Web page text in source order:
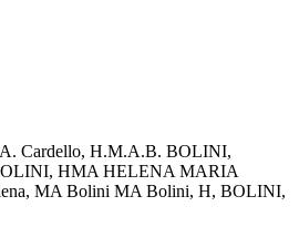
Cardello, H.M.A.B. BOLINI,
HMA HELENA MARIA
MA Bolini MA Bolini, H, BOLINI,